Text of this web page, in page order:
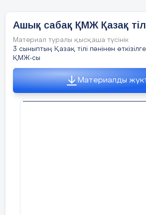
Ашық сабақ ҚМЖ Қазақ
Материал туралы қысқаша түсінік
3 сыныптың Қазақ тілі пәнінен
ҚМЖ-сы
Материалды